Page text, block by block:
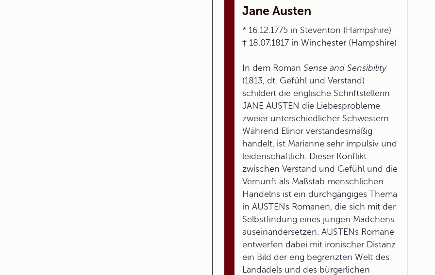
Jane Austen
* 16.12.1775 in Steventon (Hampshire)
† 18.07.1817 in Winchester (Hampshire)
In dem RomanSense and Sensibility
(1813, dt. Gefühl und Verstand)
schildert die englische Schriftstellerin
JANE AUSTEN die Liebesprobleme
zweier unterschiedlicher Schwestern.
Während Elinor verstandesmäßig
handelt, ist Marianne sehr impulsiv und
leidenschaftlich. Dieser Konflikt
zwischen Verstand und Gefühl und die
Vernunft als Maßstab menschlichen
Handelns ist ein durchgängiges Thema
in AUSTENs Romanen, die sich mit der
Selbstfindung eines jungen Mädchens
auseinandersetzen. AUSTENs Romane
entwerfen dabei mit ironischer Distanz
ein Bild der eng begrenzten Welt des
Landadels und des bürgerlichen